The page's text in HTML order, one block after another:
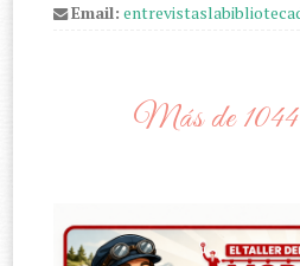
Email:
Más de